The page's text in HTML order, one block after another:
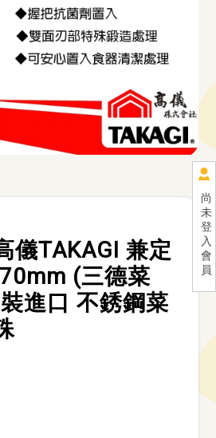
尚
未
登
入
會
員
儀TAKAGI 兼定
(三德菜
進口 不銹鋼菜